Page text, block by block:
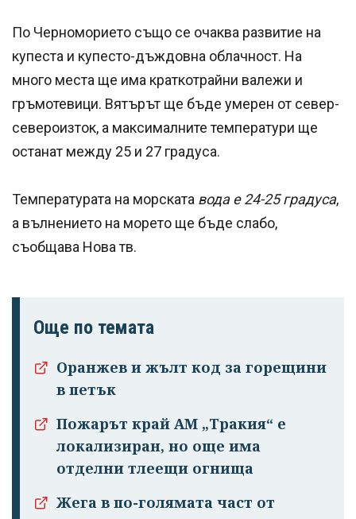
профила си!
По Черноморието също се очаква развитие на
купеста и купесто-дъждовна облачност. На
много места ще има краткотрайни валежи и
гръмотевици. Вятърът ще бъде умерен от север-
североизток, а максималните температури ще
останат между 25 и 27 градуса.
Температурата на морската вода е 24-25 градуса,
а вълнението на морето ще бъде слабо,
съобщава Нова тв.
Още по темата
Оранжев и жълт код за горещини
в петък
Пожарът край АМ „Тракия“ е
локализиран, но още има
отделни тлеещи огнища
Жега в по-голямата част от